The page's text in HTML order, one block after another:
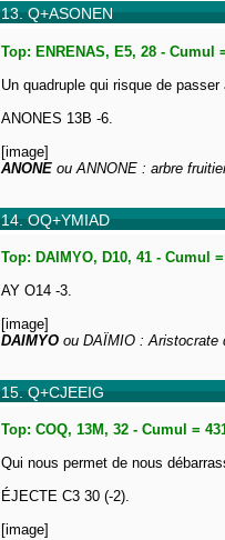
13. Q+ASONEN
Top: ENRENAS, E5, 28 - Cumul
Un quadruple qui risque de passer
ANONES 13B -6.
[image]
ANONE ou ANNONE : arbre
14. OQ+YMIAD
Top: DAIMYO, D10, 41 - Cumul
AY O14 -3.
[image]
DAIMYO ou DAÏMIO : Aristocrate
15. Q+CJEEIG
Top: COQ, 13M, 32 - Cumul =
Qui nous permet de nous
ÉJECTE C3 30 (-2).
[image]